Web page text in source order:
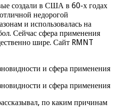
создали в США в 60-х годах
недорогой
и использовалась на
Сейчас сфера применения
шире. Сайт RMNT
по каким причинам